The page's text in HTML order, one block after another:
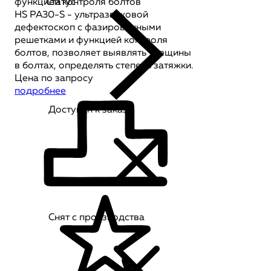
функцией контроля болтов
HS PA30-S - ультразвуковой
дефектоскоп с фазированными
решетками и функцией контроля
болтов, позволяет выявлять трещины
в болтах, определять степень затяжки.
Цена по запросу
подробнее
Статус
Доступен к заказу
Снят с производства